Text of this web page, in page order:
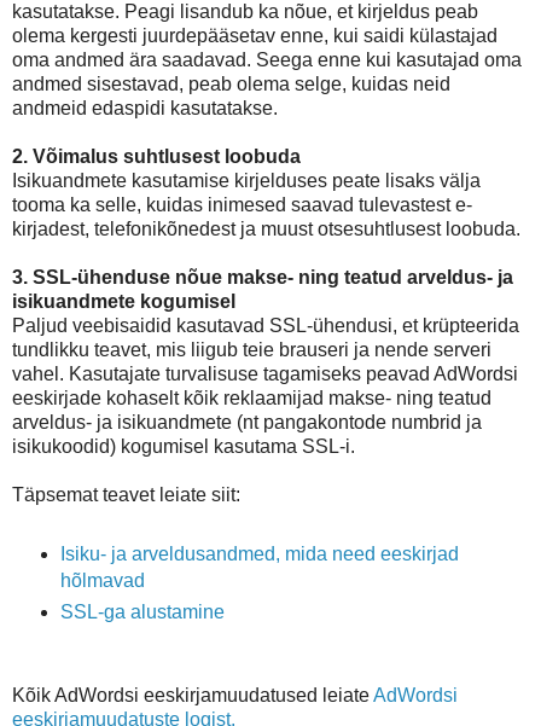
kasutatakse. Peagi lisandub ka nõue, et kirjeldus peab
olema kergesti juurdepääsetav enne, kui saidi külastajad
oma andmed ära saadavad. Seega enne kui kasutajad oma
andmed sisestavad, peab olema selge, kuidas neid
andmeid edaspidi kasutatakse.
2. Võimalus suhtlusest loobuda
Isikuandmete kasutamise kirjelduses peate lisaks välja
tooma ka selle, kuidas inimesed saavad tulevastest e-
kirjadest, telefonikõnedest ja muust otsesuhtlusest loobuda.
3. SSL-ühenduse nõue makse- ning teatud arveldus- ja
isikuandmete kogumisel
Paljud veebisaidid kasutavad SSL-ühendusi, et krüpteerida
tundlikku teavet, mis liigub teie brauseri ja nende serveri
vahel. Kasutajate turvalisuse tagamiseks peavad AdWordsi
eeskirjade kohaselt kõik reklaamijad makse- ning teatud
arveldus- ja isikuandmete (nt pangakontode numbrid ja
isikukoodid) kogumisel kasutama SSL-i.
Täpsemat teavet leiate siit:
Isiku- ja arveldusandmed, mida need eeskirjad
hõlmavad
SSL-ga alustamine
Kõik AdWordsi eeskirjamuudatused leiateAdWordsi
eeskirjamuudatuste logist.